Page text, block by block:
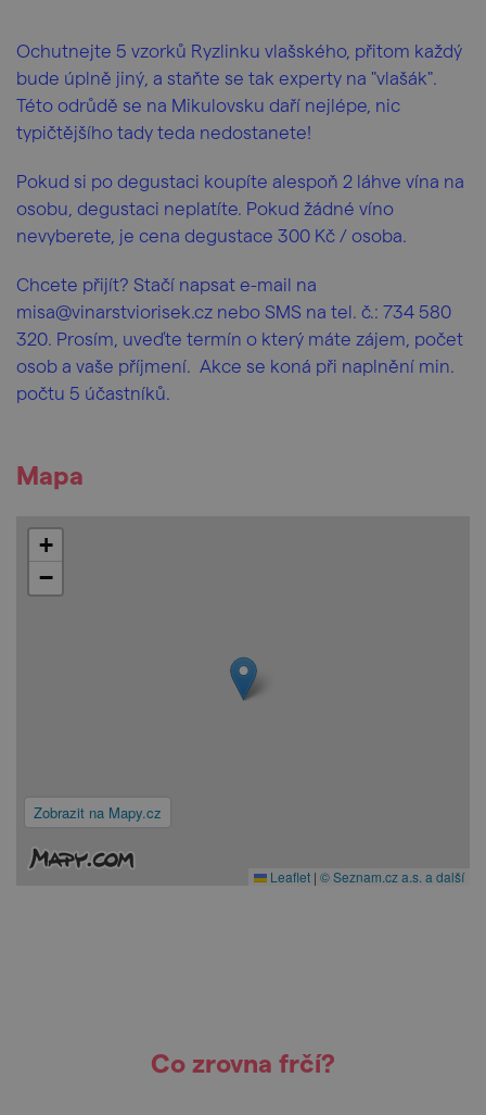
Ochutnejte 5 vzorků Ryzlinku vlašského, přitom každý
bude úplně jiný, a staňte se tak experty na "vlašák".
Této odrůdě se na Mikulovsku daří nejlépe, nic
typičtějšího tady teda nedostanete!
Pokud si po degustaci koupíte alespoň 2 láhve vína na
osobu, degustaci neplatíte. Pokud žádné víno
nevyberete, je cena degustace 300 Kč / osoba.
Chcete přijít? Stačí napsat e-mail na
misa@vinarstviorisek.cz nebo SMS na tel. č.: 734 580
320. Prosím, uveďte termín o který máte zájem, počet
osob a vaše příjmení. Akce se koná při naplnění min.
počtu 5 účastníků.
Mapa
Zobrazit na Mapy.cz
+
−
Leaflet | © Seznam.cz a.s. a další
Co zrovna frčí?